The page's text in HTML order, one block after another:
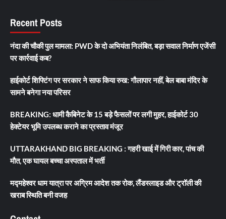
Recent Posts
नंदा की चौकी पुल मामला: PWD के दो अभियंता निलंबित, बड़ा सवाल निर्माण एजेंसी
पर कार्रवाई कब?
हाईकोर्ट शिफ्टिंग पर सरकार ने साफ किया रुख: गौलापार नहीं, बेल बाबा मंदिर के
सामने बनेगा नया परिसर
BREAKING: धामी कैबिनेट के 15 बड़े फैसलों पर लगी मुहर, हाईकोर्ट 30
हेक्टेयर भूमि उपलब्ध कराने का प्रस्ताव मंजूर
UTTARAKHAND BIG BREAKING : गहरी खाई में गिरी कार, पांच की
मौत, एक घायल बच्चा अस्पताल में भर्ती
मद्महेश्वर धाम यात्रा पर अग्रिम आदेश तक रोक, लैंडस्लाइड और ट्रॉली की
खराब स्थिति बनी वजह